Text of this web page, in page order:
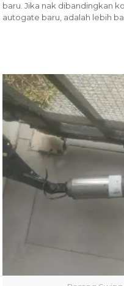
baru. Jika nak dibandingkan
autogate baru, adalah lebih